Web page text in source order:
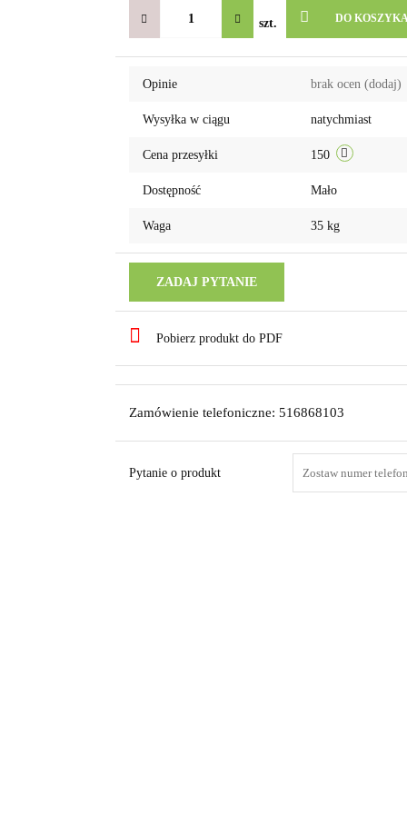
szt. DO
Opinie brak ocen (dodaj)
Wysyłka w ciągu natychmiast
Cena przesyłki 150
Dostępność Mało
Waga 35 kg
ZADAJ PYTANIE
Pobierz produkt do PDF
Zamówienie telefoniczne: 516868103
Pytanie o produkt